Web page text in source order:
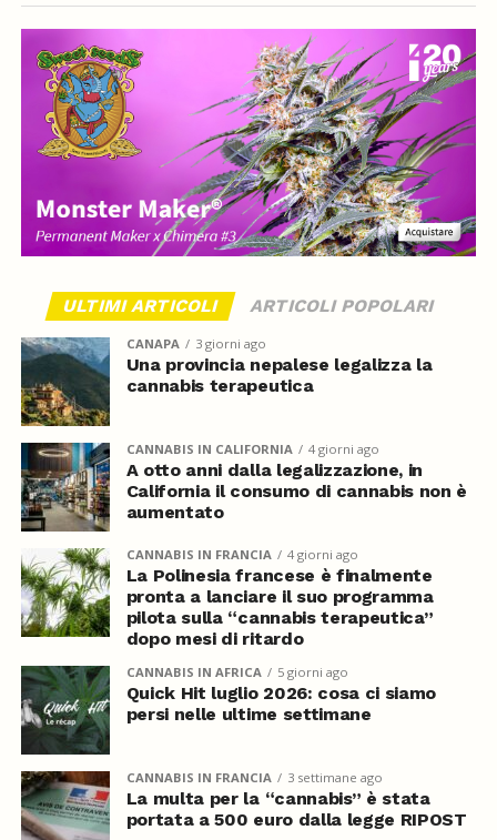
ULTIMI ARTICOLI ARTICOLI POPOLARI
CANAPA 3 giorni ago
Una provincia nepalese legalizza la
cannabis terapeutica
CANNABIS IN CALIFORNIA 4 giorni ago
A otto anni dalla legalizzazione, in
California il consumo di cannabis non è
aumentato
CANNABIS IN FRANCIA 4 giorni ago
La Polinesia francese è finalmente
pronta a lanciare il suo programma
pilota sulla “cannabis terapeutica”
dopo mesi di ritardo
CANNABIS IN AFRICA 5 giorni ago
Quick Hit luglio 2026: cosa ci siamo
persi nelle ultime settimane
CANNABIS IN FRANCIA 3 settimane ago
La multa per la “cannabis” è stata
portata a 500 euro dalla legge RIPOST